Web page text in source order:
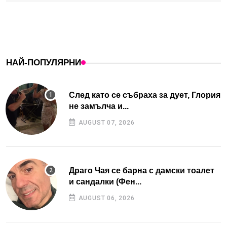
НАЙ-ПОПУЛЯРНИ
След като се събраха за дует, Глория
не замълча и...
AUGUST 07, 2026
Драго Чая се барна с дамски тоалет
и сандалки (Фен...
AUGUST 06, 2026